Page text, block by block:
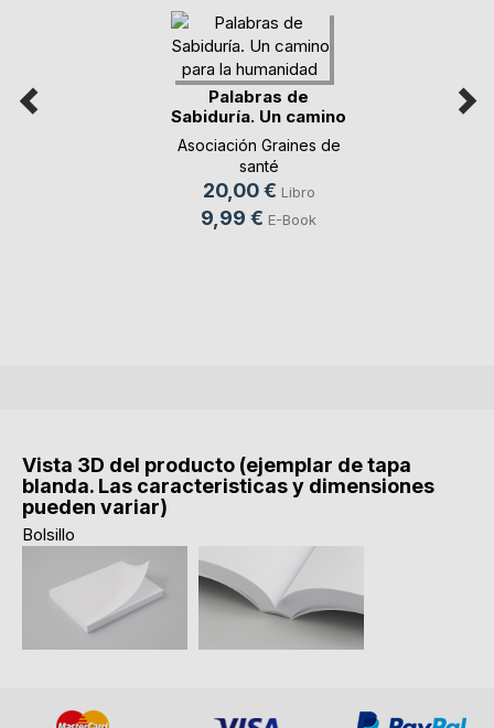
Palabras de
Sabiduría. Un camino
p(...)
Asociación Graines de
santé
20,00 € Libro
9,99 € E-Book
Vista 3D del producto (ejemplar de tapa
blanda. Las caracteristicas y dimensiones
pueden variar)
Bolsillo